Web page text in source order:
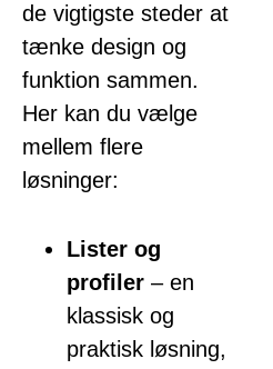
de vigtigste steder at
tænke design og
funktion sammen.
Her kan du vælge
mellem flere
løsninger:
Lister og
profiler – en
klassisk og
praktisk løsning,